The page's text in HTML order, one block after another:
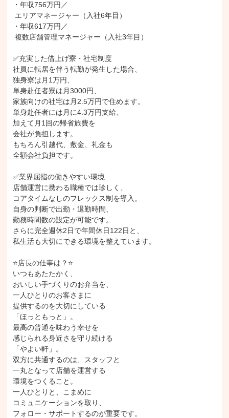
・年収756万円／
・年収617万円／
✅充実した借上げ寮・社宅制度
社員に転居を伴う転勤が発生した場合、
独身寮は月1万円、
単身赴任者寮は月3000円、
家族向けの社宅は月2.5万円で住めます。
単身赴任者には月に4.3万円支給、
加えて月1回の帰省旅費を
会社が負担します。
もちろん引越代、敷金、礼金も
全額会社負担です。
✅業界屈指の働きやすい環境
店舗運営に携わる職種では珍しく、
コアタイムなしのフレックス制を導入。
自身の判断で出勤・退勤時間、
勤務時間数の設定が可能です。
さらに完全週休2日で年間休日122日と、
私生活も大切にできる環境を整えています。
⭐店長の仕事は？⭐
いつもあたたかく、
おいしい手づくりのお弁当を、
一人ひとりのお客さまに
提供するのを大切にしている
「ほっともっと」。
最高の普通を味わう幸せを
感じられる身近さを守り続ける
「やよい軒」。
双方に共通するのは、スタッフと
一丸となって店舗を運営する
環境をつくること。
一人ひとりと、こまめに
コミュニケーションを取り、
フォロー・サポートするのが重要です。